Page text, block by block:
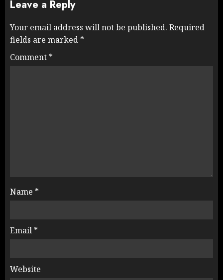
Leave a Reply
Your email address will not be published. Required
fields are marked *
Comment *
Name *
Email *
Website